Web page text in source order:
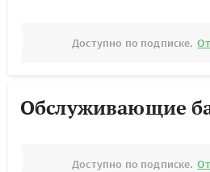
Доступно по подписке.
Обслуживающие
Доступно по подписке.